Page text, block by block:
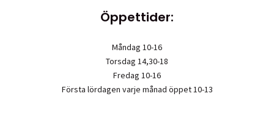
Öppettider:
Måndag 10-16
Torsdag 14,30-18
Fredag 10-16
Första lördagen varje månad öppet 10-13